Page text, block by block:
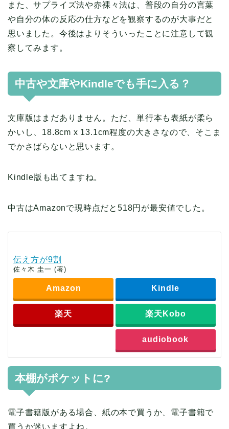
また、サプライズ法や赤裸々法は、普段の自分の言葉
や自分の体の反応の仕方などを観察するのが大事だと
思いました。今後はよりそういったことに注意して観
察してみます。
中古や文庫やKindleでも手に入る？
文庫版はまだありません。ただ、単行本も表紙が柔ら
かいし、18.8cm x 13.1cm程度の大きさなので、そこま
でかさばらないと思います。
Kindle版も出てますね。
中古はAmazonで現時点だと518円が最安値でした。
伝え方が9割
佐々木 圭一 (著)
Amazon Kindle
楽天 楽天Kobo
audiobook
本棚がポケットに?
電子書籍版がある場合、紙の本で買うか、電子書籍で
買うか迷いますよね。